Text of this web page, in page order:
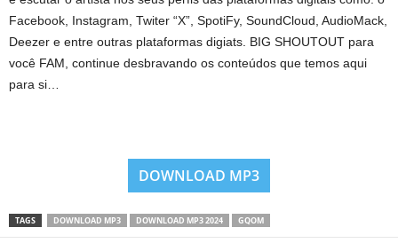
Facebook, Instagram, Twiter “X”, SpotiFy, SoundCloud, AudioMack,
Deezer e entre outras plataformas digiats. BIG SHOUTOUT para
você FAM, continue desbravando os conteúdos que temos aqui
para si…
DOWNLOAD MP3
TAGS DOWNLOAD MP3 DOWNLOAD MP3 2024 GQOM